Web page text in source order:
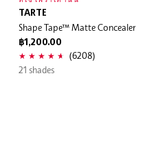
TARTE
Shape Tape™ Matte Concealer
฿1,200.00
(6208)
21 shades